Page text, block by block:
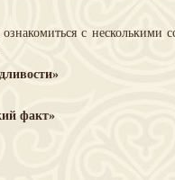
с несколькими
факт»